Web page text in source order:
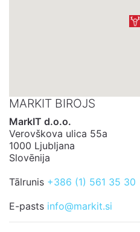
MARKIT BIROJS
MarkIT d.o.o.
Verovškova ulica 55a
1000 Ljubljana
Slovēnija
Tālrunis +386 (1) 561 35 30
E-pasts info@markit.si